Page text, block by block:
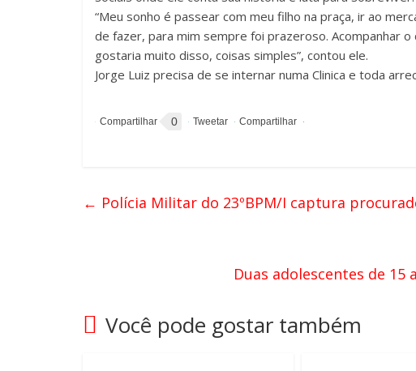
“Meu sonho é passear com meu filho na praça, ir ao
de fazer, para mim sempre foi prazeroso. Acompanhar
gostaria muito disso, coisas simples”, contou ele.
Jorge Luiz precisa de se internar numa Clinica e toda
0
← Polícia Militar do 23ºBPM/I captura
Duas adolescentes de 15
Você pode gostar também